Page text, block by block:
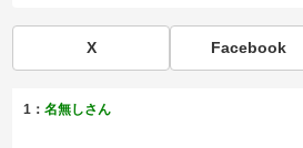
X Facebook
1：名無しさん